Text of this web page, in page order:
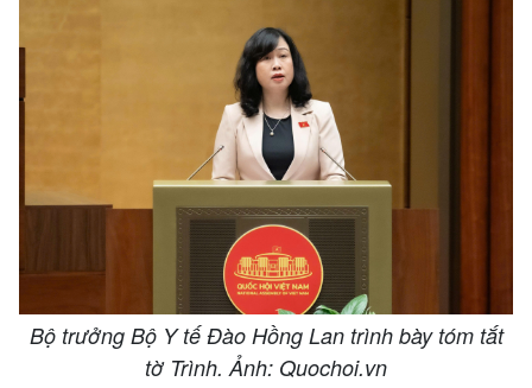
Bộ trưởng Bộ Y tế Đào Hồng Lan trình bày tóm tắt
tờ Trình. Ảnh: Quochoi.vn